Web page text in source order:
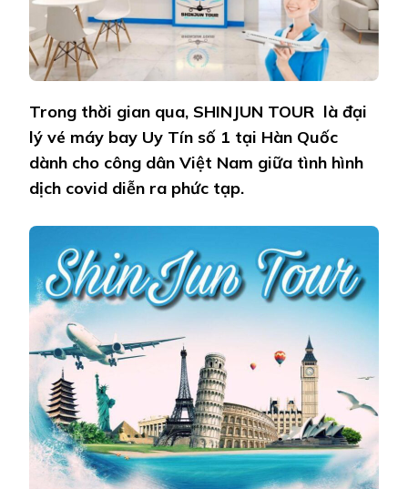
TẠI
HÀN
GIÁ
NGƯỜI
VIỆT
NAM
HỒI
Trong thời gian qua, SHINJUN TOUR là đại
lý vé máy bay Uy Tín số 1 tại Hàn Quốc
dành cho công dân Việt Nam giữa tình hình
dịch covid diễn ra phức tạp.